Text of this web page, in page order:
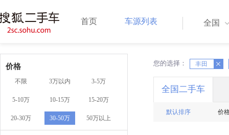
首页 车源列表 全国
价格
不限 3万以内 3-5万
5-10万 10-15万 15-20万
20-30万 30-50万 50万以上
您的选择： 丰田
X X
全国二手车
默认排序 价